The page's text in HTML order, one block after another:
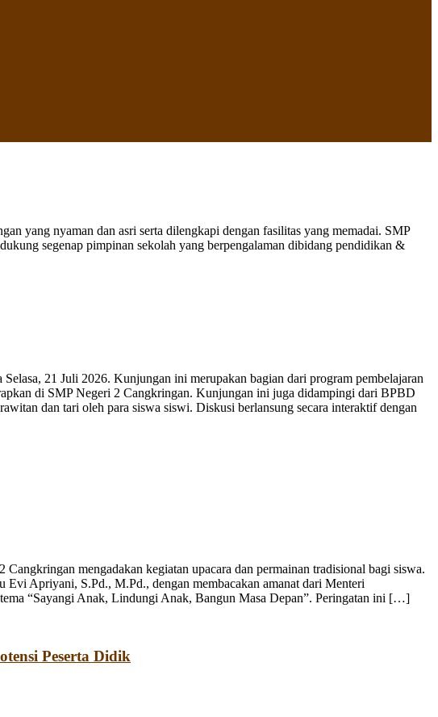
yang nyaman dan asri serta dilengkapi dengan fasilitas yang memadai. SMP
segenap pimpinan sekolah yang berpengalaman dibidang pendidikan &
21 Juli 2026. Kunjungan ini merupakan bagian dari program pembelajaran
di SMP Negeri 2 Cangkringan. Kunjungan ini juga didampingi dari BPBD
dan tari oleh para siswa siswi. Diskusi berlansung secara interaktif dengan
mengadakan kegiatan upacara dan permainan tradisional bagi siswa.
Apriyani, S.Pd., M.Pd., dengan membacakan amanat dari Menteri
“Sayangi Anak, Lindungi Anak, Bangun Masa Depan”. Peringatan ini […]
Peserta Didik